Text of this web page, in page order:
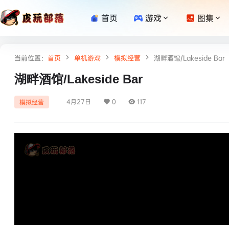
首页 游戏 图集
当前位置： 首页 单机游戏 模拟经营 湖畔酒馆/Lakeside Bar
湖畔酒馆/Lakeside Bar
模拟经营 4月27日 0 117